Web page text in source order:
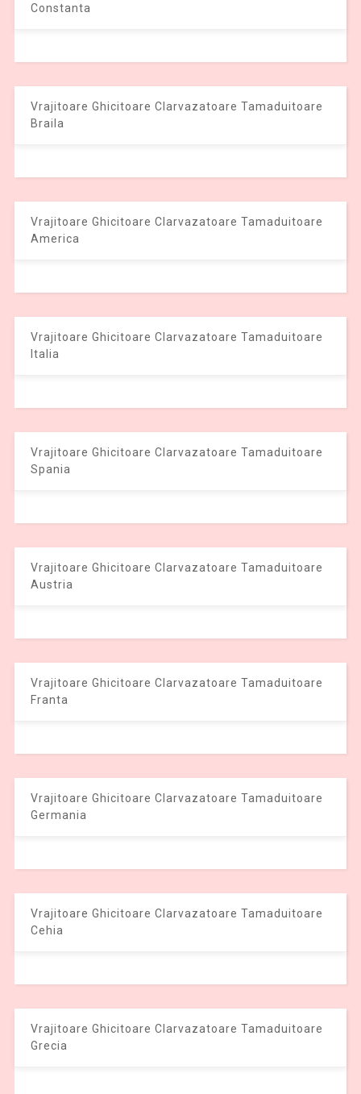
Constanta
Vrajitoare Ghicitoare Clarvazatoare Tamaduitoare
Braila
Vrajitoare Ghicitoare Clarvazatoare Tamaduitoare
America
Vrajitoare Ghicitoare Clarvazatoare Tamaduitoare
Italia
Vrajitoare Ghicitoare Clarvazatoare Tamaduitoare
Spania
Vrajitoare Ghicitoare Clarvazatoare Tamaduitoare
Austria
Vrajitoare Ghicitoare Clarvazatoare Tamaduitoare
Franta
Vrajitoare Ghicitoare Clarvazatoare Tamaduitoare
Germania
Vrajitoare Ghicitoare Clarvazatoare Tamaduitoare
Cehia
Vrajitoare Ghicitoare Clarvazatoare Tamaduitoare
Grecia